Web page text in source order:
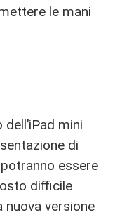
le mani
mini
di
essere
difficile
nuova versione